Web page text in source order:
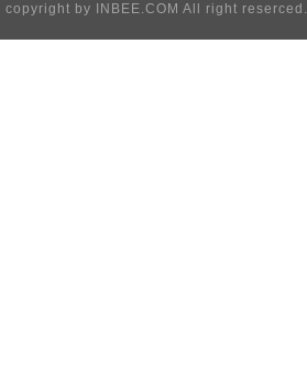
copyright by INBEE.COM All right reserced.